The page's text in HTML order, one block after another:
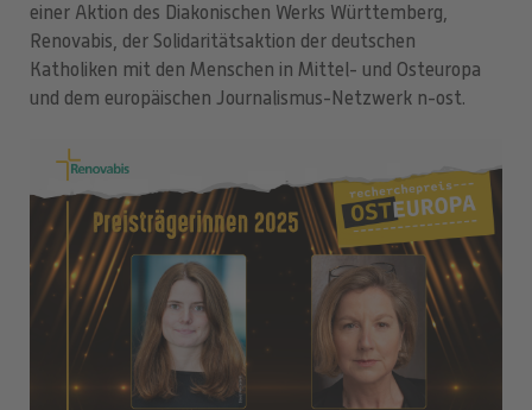
einer Aktion des Diakonischen Werks Württemberg,
Renovabis, der Solidaritätsaktion der deutschen
Katholiken mit den Menschen in Mittel- und Osteuropa
und dem europäischen Journalismus-Netzwerk n-ost.